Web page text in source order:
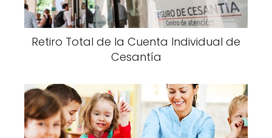
Retiro Total de la Cuenta Individual de
Cesantía